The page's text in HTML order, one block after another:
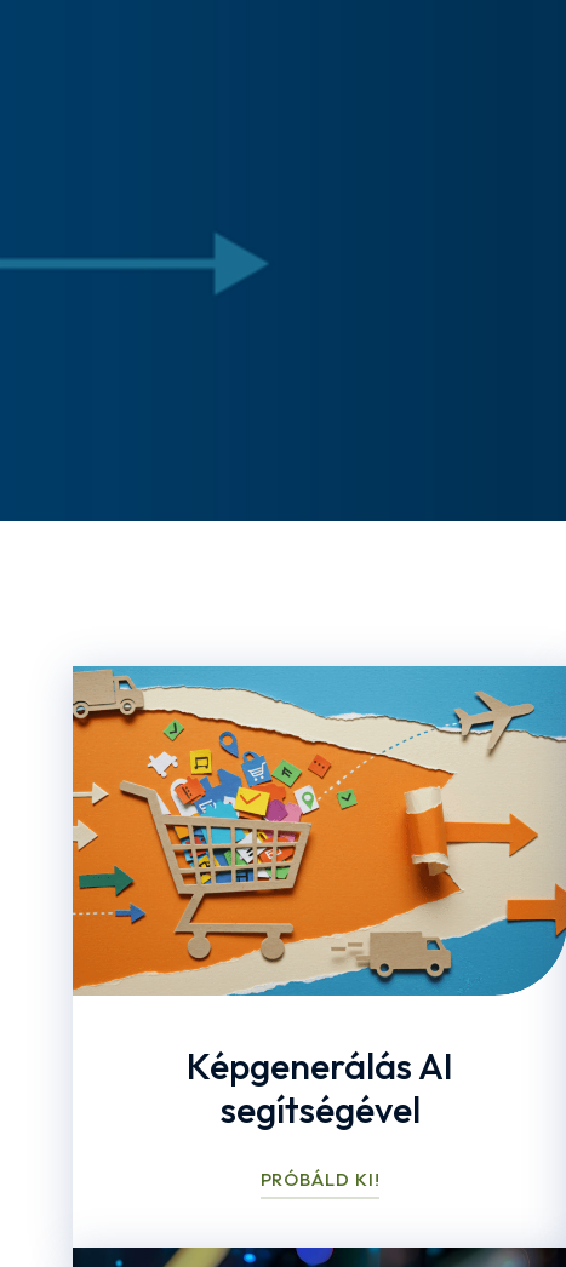
Képgenerálás AI
segítségével
PRÓBÁLD KI!